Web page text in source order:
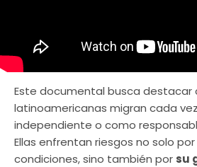
Este documental busca destacar
latinoamericanas migran cada
independiente o como
Ellas enfrentan riesgos no solo
condiciones, sino también por su